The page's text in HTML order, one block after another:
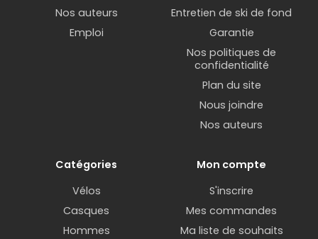
Nos auteurs
Emploi
Entretien de ski de fond
Garantie
Nos politiques de
confidentialité
Plan du site
Nous joindre
Nos auteurs
Catégories
Vélos
Casques
Hommes
Mon compte
S'inscrire
Mes commandes
Ma liste de souhaits